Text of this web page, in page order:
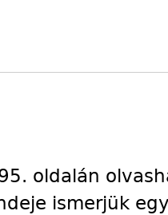
oldalán
ismerjük